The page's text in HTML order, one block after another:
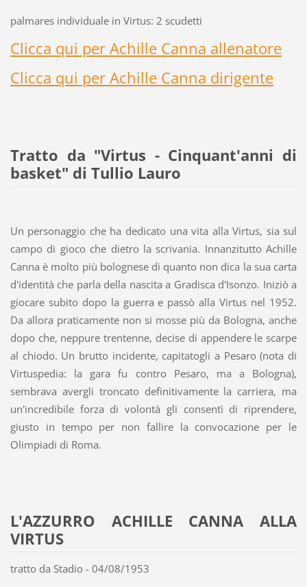
palmares individuale in Virtus: 2 scudetti
Clicca qui per Achille Canna allenatore
Clicca qui per Achille Canna dirigente
Tratto da "Virtus - Cinquant'anni di
basket" di Tullio Lauro
Un personaggio che ha dedicato una vita alla Virtus, sia sul
campo di gioco che dietro la scrivania. Innanzitutto Achille
Canna è molto più bolognese di quanto non dica la sua carta
d'identità che parla della nascita a Gradisca d'Isonzo. Iniziò a
giocare subito dopo la guerra e passò alla Virtus nel 1952.
Da allora praticamente non si mosse più da Bologna, anche
dopo che, neppure trentenne, decise di appendere le scarpe
al chiodo. Un brutto incidente, capitatogli a Pesaro (nota di
Virtuspedia: la gara fu contro Pesaro, ma a Bologna),
sembrava avergli troncato definitivamente la carriera, ma
un'incredibile forza di volontà gli consentì di riprendere,
giusto in tempo per non fallire la convocazione per le
Olimpiadi di Roma.
L'AZZURRO ACHILLE CANNA ALLA
VIRTUS
tratto da Stadio - 04/08/1953